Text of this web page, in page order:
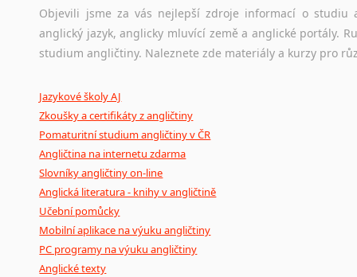
původního zdroje textu.
Ostatní pomůcky pro překladatele
poradny a pravidla
Objevili jsme za vás nejlepší zdroje informací o studiu
anglický jazyk, anglicky mluvící země a anglické portály.
studium angličtiny. Naleznete zde materiály a kurzy pro
Jazykové školy AJ
Zkoušky a certifikáty z angličtiny
Pomaturitní studium angličtiny v ČR
Angličtina na internetu zdarma
Slovníky angličtiny on-line
Anglická literatura - knihy v angličtině
Učební pomůcky
Mobilní aplikace na výuku angličtiny
PC programy na výuku angličtiny
Anglické texty